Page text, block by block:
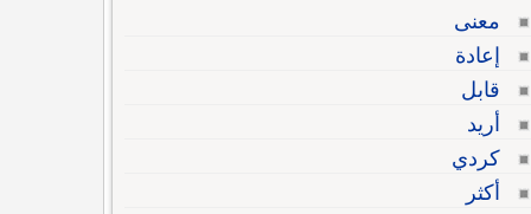
معنى
إعادة
قابل
أريد
كردي
أكثر